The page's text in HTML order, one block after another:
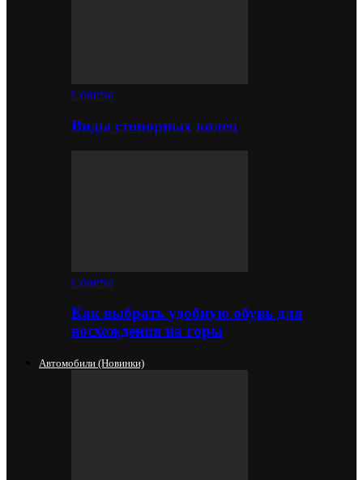
Советы
Виды стопорных колец
Советы
Как выбрать удобную обувь для
восхождения на горы
Автомобили (новинки)